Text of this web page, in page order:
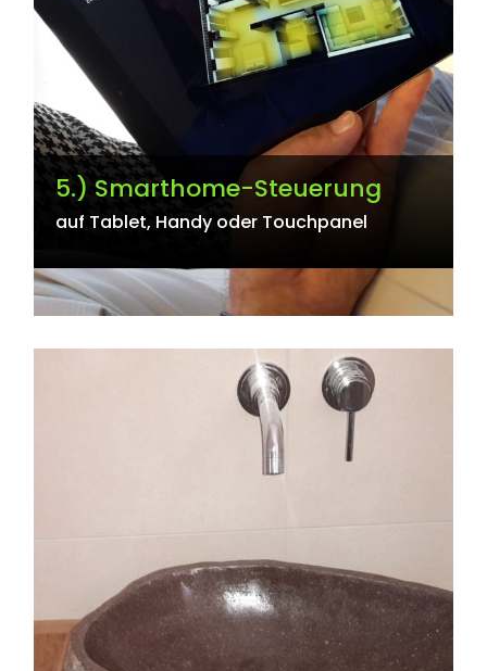
5.) Smarthome-Steuerung
auf Tablet, Handy oder Touchpanel